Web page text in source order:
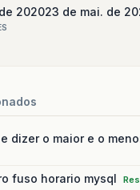
202023 de mai. de
dizer o maior e o
fuso horario mysql